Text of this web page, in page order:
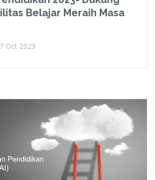
Belajar Meraih Masa
Oct 2023